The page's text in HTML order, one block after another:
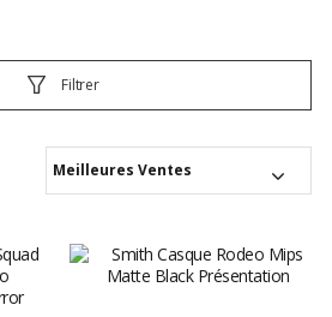
Filtrer
Meilleures Ventes